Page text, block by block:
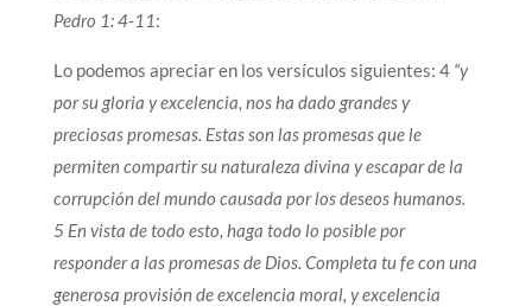
Pedro 1: 4-11:
Lo podemos apreciar en los versículos siguientes: 4“y
por su gloria y excelencia, nos ha dado grandes y
preciosas promesas. Estas son las promesas que le
permiten compartir su naturaleza divina y escapar de la
corrupción del mundo causada por los deseos humanos.
5 En vista de todo esto, haga todo lo posible por
responder a las promesas de Dios. Completa tu fe con una
generosa provisión de excelencia moral, y excelencia